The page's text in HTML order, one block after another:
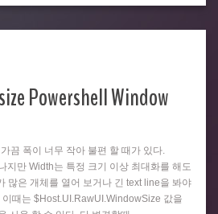
Powershell Window
끔 폭이 너무 작아 불편 할 때가 있다.
지만 Width는 특정 크기 이상 최대화를 해도
많은 개체를 열어 보거나 긴 text line을 봐야
때는 $Host.UI.RawUI.WindowSize 값을